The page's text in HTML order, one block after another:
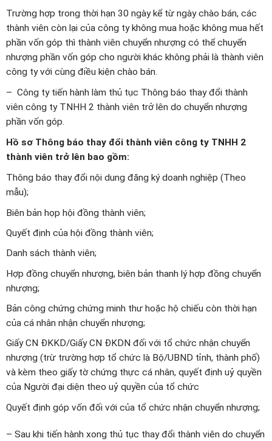
Trường hợp trong thời hạn 30 ngày kể từ ngày chào bán, các
thành viên còn lại của công ty không mua hoặc không mua hết
phần vốn góp thì thành viên chuyển nhượng có thể chuyển
nhượng phần vốn góp cho người khác không phải là thành viên
công ty với cùng điều kiện chào bán.
– Công ty tiến hành làm thủ tục Thông báo thay đổi thành
viên công ty TNHH 2 thành viên trở lên do chuyển nhượng
phần vốn góp.
Hồ sơ Thông báo thay đổi thành viên công ty TNHH 2
thành viên trở lên bao gồm:
Thông báo thay đổi nội dung đăng ký doanh nghiệp (Theo
mẫu);
Biên bản họp hội đồng thành viên;
Quyết định của hội đồng thành viên;
Danh sách thành viên;
Hợp đồng chuyển nhượng, biên bản thanh lý hợp đồng chuyển
nhượng;
Bản công chứng chứng minh thư hoặc hộ chiếu còn thời hạn
của cá nhân nhận chuyển nhượng;
Giấy CN ĐKKD/Giấy CN ĐKDN đối với tổ chức nhận chuyển
nhượng (trừ trường hợp tổ chức là Bộ/UBND tỉnh, thành phố)
và kèm theo giấy tờ chứng thực cá nhân, quyết định uỷ quyền
của Người đại diện theo uỷ quyền của tổ chức
Quyết định góp vốn đối với của tổ chức nhận chuyển nhượng;
– Sau khi tiến hành xong thủ tục thay đổi thành viên do chuyển